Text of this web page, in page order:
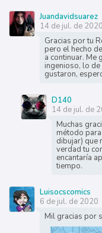
Juandavidsuarez
14 de jul. de 2020
Gracias por tu
pero el hecho
a continuar. Me
ingenioso, lo
gustaron,
D140
14 de jul. de
Muchas
método
dibujar) que
verdad tu
encantaría
tiempo.
Luisocscomics
6 de jul. de 2020
Mil gracias por